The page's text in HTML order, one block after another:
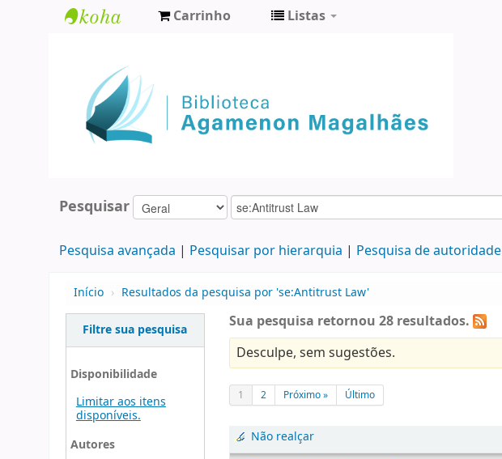
Agamenon
Magalhães
Carrinho Listas
Pesquisar
Pesquisa avançada Pesquisar por hierarquia Pesquisa de autoridade
Início › Resultados da pesquisa por 'se:Antitrust Law'
Filtre sua pesquisa
Disponibilidade
Limitar aos itens
disponíveis.
Autores
Sua pesquisa retornou 28 resultados.
Desculpe, sem sugestões.
1 2 Próximo » Último
Não realçar